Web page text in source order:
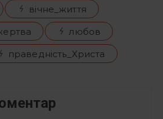
вічне_життя
любов
праведність_Христа